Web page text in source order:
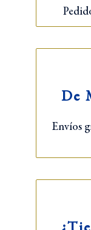
De
Envíos